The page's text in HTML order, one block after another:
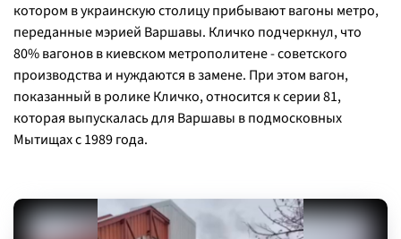
котором в украинскую столицу прибывают вагоны метро,
переданные мэрией Варшавы. Кличко подчеркнул, что
80% вагонов в киевском метрополитене - советского
производства и нуждаются в замене. При этом вагон,
показанный в ролике Кличко, относится к серии 81,
которая выпускалась для Варшавы в подмосковных
Мытищах с 1989 года.